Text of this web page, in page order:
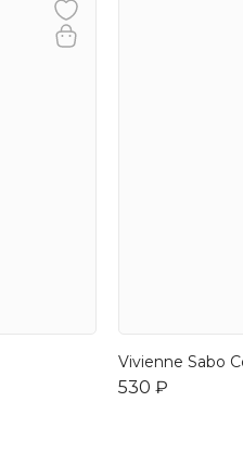
Vivienne Sabo
530 ₽